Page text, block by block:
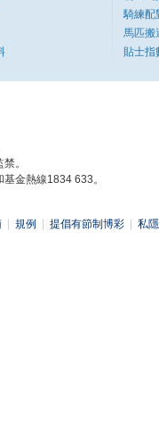
騎練配
馬匹搬
貼士指
。
金熱線1834 633。
規例 提倡有節制博彩 私